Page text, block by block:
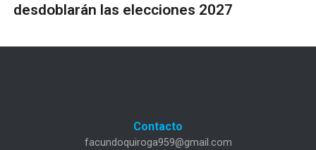
desdoblarán las elecciones 2027
Contacto
facundoquiroga959@gmail.com